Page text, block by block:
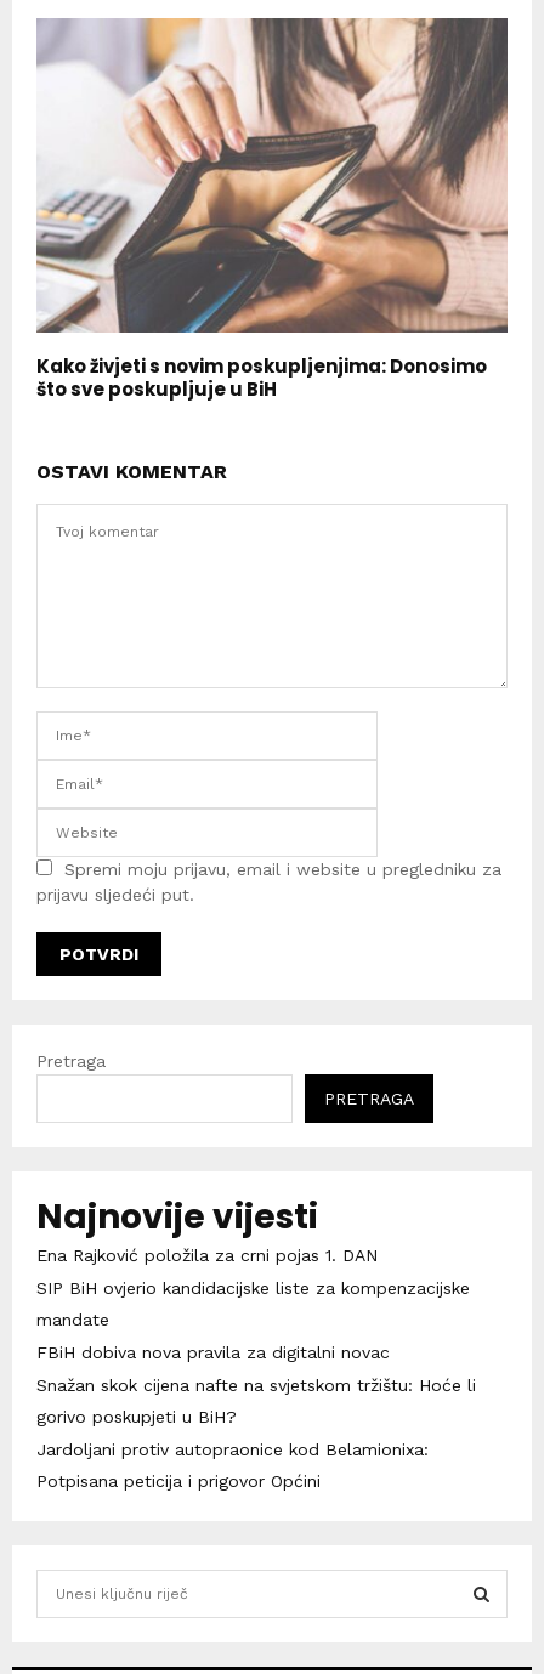
Kako živjeti s novim poskupljenjima: Donosimo
što sve poskupljuje u BiH
OSTAVI KOMENTAR
Spremi moju prijavu, email i website u pregledniku za
prijavu sljedeći put.
Pretraga
PRETRAGA
Najnovije vijesti
Ena Rajković položila za crni pojas 1. DAN
SIP BiH ovjerio kandidacijske liste za kompenzacijske
mandate
FBiH dobiva nova pravila za digitalni novac
Snažan skok cijena nafte na svjetskom tržištu: Hoće li
gorivo poskupjeti u BiH?
Jardoljani protiv autopraonice kod Belamionixa:
Potpisana peticija i prigovor Općini